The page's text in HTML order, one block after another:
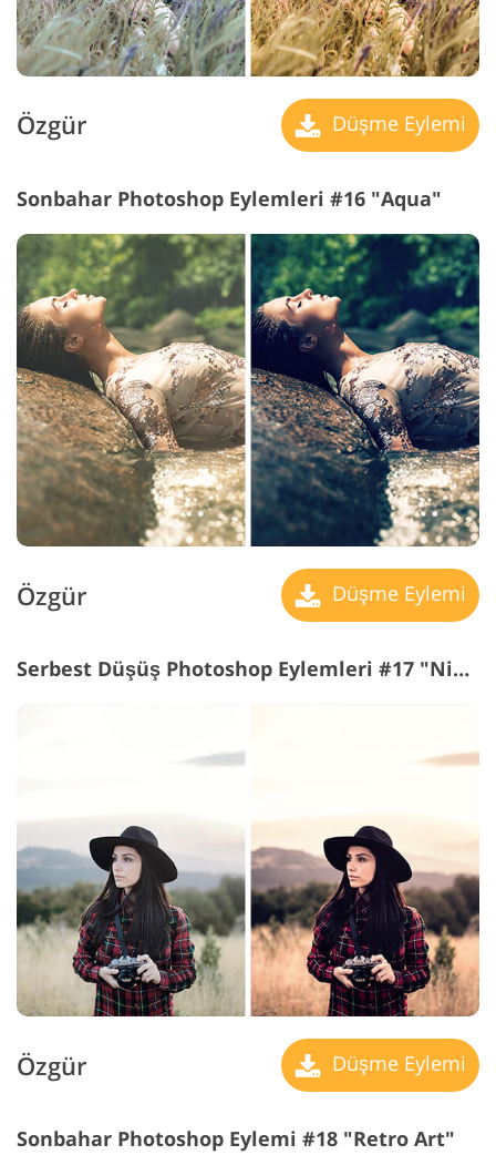
Özgür Düşme Eylemi
Sonbahar Photoshop Eylemleri #16 "Aqua"
Özgür Düşme Eylemi
Serbest Düşüş Photoshop Eylemleri #17 "Night"
Özgür Düşme Eylemi
Sonbahar Photoshop Eylemi #18 "Retro Art"